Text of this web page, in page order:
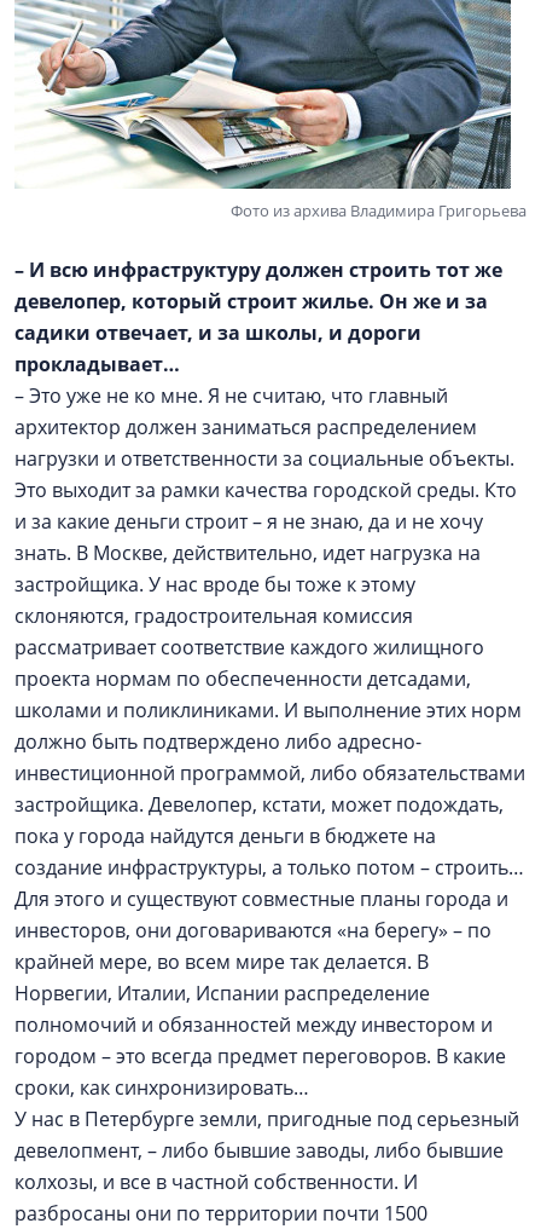
Фото из архива Владимира Григорьева
– И всю инфраструктуру должен строить тот же
девелопер, который строит жилье. Он же и за
садики отвечает, и за школы, и дороги
прокладывает…
– Это уже не ко мне. Я не считаю, что главный
архитектор должен заниматься распределением
нагрузки и ответственности за социальные объекты.
Это выходит за рамки качества городской среды. Кто
и за какие деньги строит – я не знаю, да и не хочу
знать. В Москве, действительно, идет нагрузка на
застройщика. У нас вроде бы тоже к этому
склоняются, градостроительная комиссия
рассматривает соответствие каждого жилищного
проекта нормам по обеспеченности детсадами,
школами и поликлиниками. И выполнение этих норм
должно быть подтверждено либо адресно-
инвестиционной программой, либо обязательствами
застройщика. Девелопер, кстати, может подождать,
пока у города найдутся деньги в бюджете на
создание инфраструктуры, а только потом – строить…
Для этого и существуют совместные планы города и
инвесторов, они договариваются «на берегу» – по
крайней мере, во всем мире так делается. В
Норвегии, Италии, Испании распределение
полномочий и обязанностей между инвестором и
городом – это всегда предмет переговоров. В какие
сроки, как синхронизировать…
У нас в Петербурге земли, пригодные под серьезный
девелопмент, – либо бывшие заводы, либо бывшие
колхозы, и все в частной собственности. И
разбросаны они по территории почти 1500